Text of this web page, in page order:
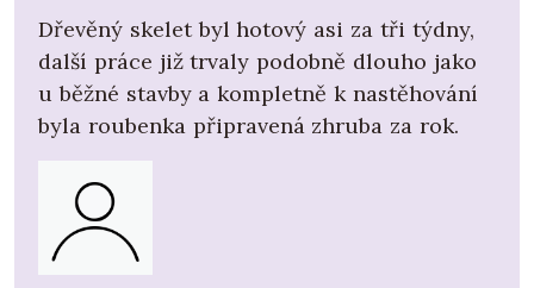
Dřevěný skelet byl hotový asi za tři týdny,
další práce již trvaly podobně dlouho jako
u běžné stavby a kompletně k nastěhování
byla roubenka připravená zhruba za rok.